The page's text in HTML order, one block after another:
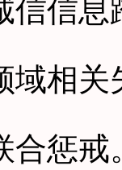
信信息
域相
合惩戒